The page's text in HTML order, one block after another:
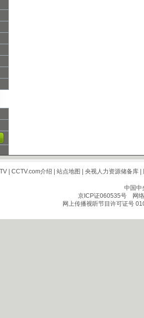
| CCTV.com介绍 站点地图 央视人力资源储备库|
中国中
京ICP证060535号网络
网上传播视听节目许可证号